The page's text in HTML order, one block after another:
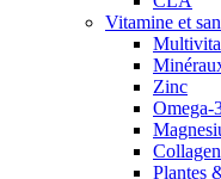
Vitamine et
Zinc
Omega-
Collagen
Plantes